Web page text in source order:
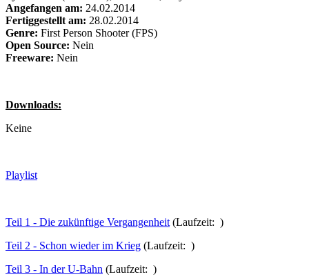
Angefangen am: 24.02.2014
Fertiggestellt am: 28.02.2014
Genre: First Person Shooter (FPS)
Open Source: Nein
Freeware: Nein
Downloads:
Keine
Playlist
Teil 1 - Die zukünftige Vergangenheit (Laufzeit: )
Teil 2 - Schon wieder im Krieg (Laufzeit: )
Teil 3 - In der U-Bahn (Laufzeit: )